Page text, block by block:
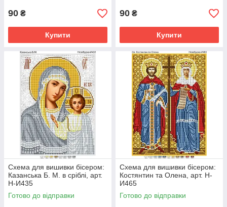
90 ₴
Купити
90 ₴
Купити
Схема для вишивки бісером:
Казанська Б. М. в сріблі, арт.
Н-И435
Готово до відправки
Схема для вишивки бісером:
Костянтин та Олена, арт. Н-
И465
Готово до відправки